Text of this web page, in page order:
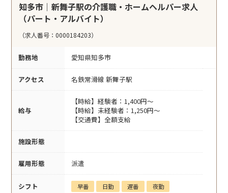
知多市｜新舞子駅の介護職・ホームヘルパー求人
（パート・アルバイト）
（求人番号：0000184203）
勤務地 愛知県知多市
アクセス 名鉄常滑線 新舞子駅
給与
【時給】経験者：1,400円～
【時給】未経験者：1,250円～
【交通費】全額支給
施設形態
雇用形態 派遣
シフト 早番 日勤 遅番 夜勤